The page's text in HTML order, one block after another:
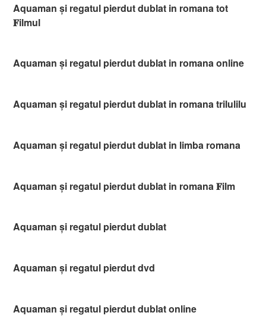
Aquaman și regatul pierdut dublat in romana tot
𝐅ilmul
Aquaman și regatul pierdut dublat in romana online
Aquaman și regatul pierdut dublat in romana trilulilu
Aquaman și regatul pierdut dublat in limba romana
Aquaman și regatul pierdut dublat in romana 𝐅ilm
Aquaman și regatul pierdut dublat
Aquaman și regatul pierdut dvd
Aquaman și regatul pierdut dublat online